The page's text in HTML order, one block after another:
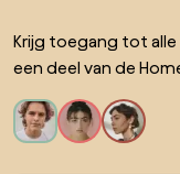
Krijg toegang tot
een deel van de